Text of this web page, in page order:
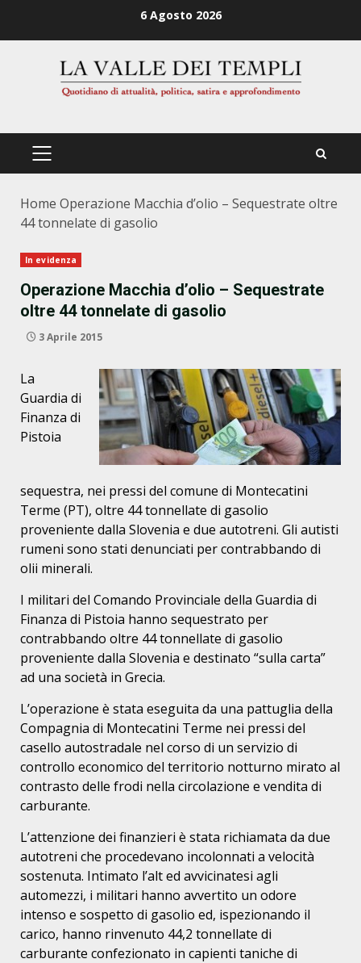
6 Agosto 2026
PRIMÄRES
Home Operazione Macchia d’olio – Sequestrate oltre
44 tonnelate di gasolio
In evidenza
Operazione Macchia d’olio – Sequestrate
oltre 44 tonnelate di gasolio
3 Aprile 2015
La
Guardia di
Finanza di
Pistoia
sequestra, nei pressi del comune di Montecatini
Terme (PT), oltre 44 tonnellate di gasolio
proveniente dalla Slovenia e due autotreni. Gli autisti
rumeni sono stati denunciati per contrabbando di
olii minerali.
I militari del Comando Provinciale della Guardia di
Finanza di Pistoia hanno sequestrato per
contrabbando oltre 44 tonnellate di gasolio
proveniente dalla Slovenia e destinato “sulla carta”
ad una società in Grecia.
L’operazione è stata eseguita da una pattuglia della
Compagnia di Montecatini Terme nei pressi del
casello autostradale nel corso di un servizio di
controllo economico del territorio notturno mirato al
contrasto delle frodi nella circolazione e vendita di
carburante.
L’attenzione dei finanzieri è stata richiamata da due
autotreni che procedevano incolonnati a velocità
sostenuta. Intimato l’alt ed avvicinatesi agli
automezzi, i militari hanno avvertito un odore
intenso e sospetto di gasolio ed, ispezionando il
carico, hanno rinvenuto 44,2 tonnellate di
carburante confezionato in capienti taniche di